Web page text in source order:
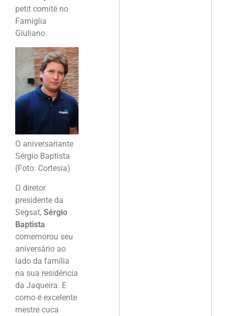
petit comité no
Famiglia
Giuliano.
O aniversariante
Sérgio Baptista
(Foto: Cortesia)
O diretor
presidente da
Segsat, Sérgio
Baptista
comemorou seu
aniversário ao
lado da família
na sua residência
da Jaqueira. E
como é excelente
mestre cuca